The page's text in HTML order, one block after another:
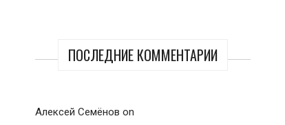
ПОСЛЕДНИЕ КОММЕНТАРИИ
Алексей Семёнов on